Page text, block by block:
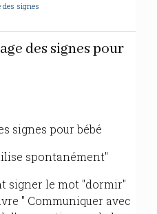
des signes
des signes pour
signes pour bébé
spontanément"
signer le mot "dormir"
" Communiquer avec